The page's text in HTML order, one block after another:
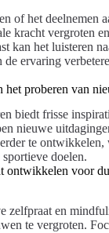
of het deelnemen
kracht vergroten
kan het luisteren
ervaring
proberen van
biedt frisse
nieuwe
te ontwikkelen,
doelen.
ontwikkelen voor
zelfpraat en
te vergroten.